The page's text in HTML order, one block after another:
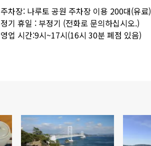
주차장: 나루토 공원 주차장 이용 200대(유료)
정기 휴일 : 부정기 (전화로 문의하십시오.)
영업 시간:9시~17시(16시 30분 폐점 있음)